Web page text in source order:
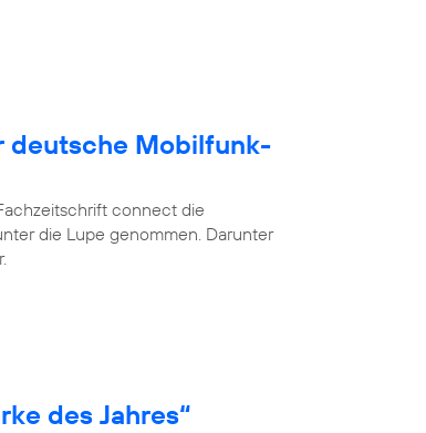
deutsche Mobilfunk-
connect die
die Lupe genommen. Darunter
des Jahres“